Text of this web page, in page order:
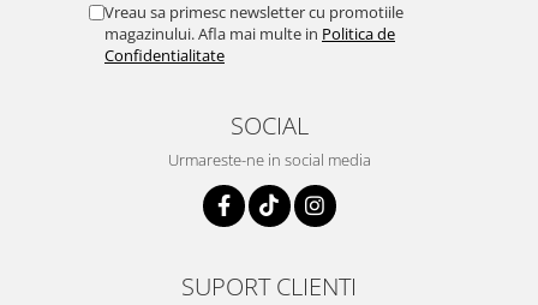
Vreau sa primesc newsletter cu promotiile
magazinului. Afla mai multe in Politica de
Confidentialitate
SOCIAL
Urmareste-ne in social media
SUPORT CLIENTI